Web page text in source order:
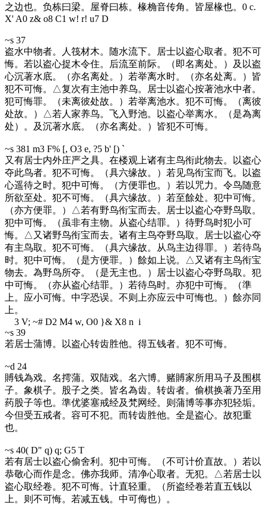
之边也。负栋曰梁。屋脊曰栋。椽桷音传角。皆屋椽也。 0 c.
X' A0 z& o8 C1 w! r! u7 D
~s 37
盗水中物者。人筏材木。随水流下。居士以盗心取者。犯不可
悔。若以盗心捉木令住。后流至前际。（即名离处。）及以盗
心沉著水底。（亦名离处。）若举离水时。（亦名处离。）皆
犯不可悔。△复次有主池中养鸟。居士以盗心按著池水中者。
犯可悔罪。（未离彼处故。）若举离池水。犯不可悔。（离彼
处故。）△若人家养鸟。飞入野池。以盗心举离水。（是為离
处）。及沉著水底。（亦名离处。）皆犯不可悔。
~s 381 m3 F% [, O3 e, ?5 b' [) `
又有居士内外庄严之具。在楼观上诸有主鸟衔此物去。以盗心
夺此鸟者。犯不可悔。（具六缘故。）若见鸟衔宝而飞。以盗
心遥待之时。犯中可悔。（方便罪也。）若以咒力。令鸟随意
所欲至处。犯不可悔。（具六缘故。）若至餘处。犯中可悔。
（亦方便罪。）△若有野鸟衔宝而去。居士以盗心夺野鸟取。
犯中可悔。（虽非有主物。从盗心结罪。）待野鸟时犯小可
悔。△又诸野鸟衔宝而去。诸有主鸟夺野鸟取。居士以盗心夺
有主鸟取。犯不可悔。（具六缘故。从鸟主边得罪。）若待鸟
时。犯中可悔。（是方便罪。）餘如上说。△又诸有主鸟衔宝
物去。為野鸟所夺。（是无主也。）居士以盗心夺野鸟取。犯
中可悔。（亦从盗心结罪。）若待鸟时。亦犯中可悔。（準
上。应小可悔。中字恐误。不则上亦应云中可悔也。）餘亦同
上。
3 V; ~# D2 M4 w, O0 }& X8 n i
~s 39
若居士蒲博。以盗心转齿胜他。得五钱者。犯不可悔。
~d 24
賻钱為戏。名摴蒲。双陆戏。名六博。赌賻家所用马子及围棋
子。象棋子。股子之类。皆名為齿。转齿者。偷棋换著乃至用
药股子等也。準优婆塞戒经及梵网经。则蒲博等事亦犯轻垢。
今但受五戒者。容可不犯。而转齿胜他。全是盗心。故犯重
也。
~s 40( D" q) q; G5 T
若有居士以盗心偷舍利。犯中可悔。（不可计价直故。）若以
恭敬心而作是念。佛亦我师。清净心取者。无犯。△若居士以
盗心取经卷。犯不可悔。计直轻重。（所盗经卷若直五钱以
上。则不可悔。若减五钱。中可侮也）。